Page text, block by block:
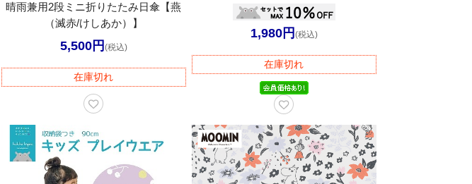
晴雨兼用2段ミニ折りたたみ日傘【燕
（滅赤/けしあか）】
5,500円 (税込)
在庫切れ
1,980円 (税込)
在庫切れ